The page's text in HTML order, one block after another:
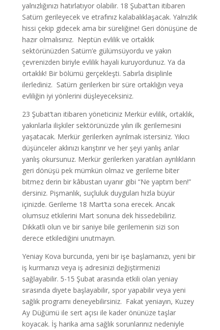
yalnızlığınızı hatırlatıyor olabilir. 18 Şubat’tan itibaren
Satürn gerileyecek ve etrafınız kalabalıklaşacak. Yalnızlık
hissi çekip gidecek ama bir süreliğine! Geri dönüşüne de
hazır olmalısınız. Neptün evlilik ve ortaklık
sektörünüzden Satürn’e gülümsüyordu ve yakın
çevrenizden biriyle evlilik hayali kuruyordunuz. Ya da
ortaklık! Bir bölümü gerçekleşti. Sabırla disiplinle
ilerlediniz. Satürn gerilerken bir süre ortaklığın veya
evliliğin iyi yönlerini düşleyeceksiniz.
23 Şubat’tan itibaren yöneticiniz Merkür evlilik, ortaklık,
yakınlarla ilişkiler sektörünüzde yılın ilk gerilemesini
yaşatacak. Merkür gerilerken ayrılmak istersiniz. Yıkıcı
düşünceler aklınızı karıştırır ve her şeyi yanlış anlar
yanlış okursunuz. Merkür gerilerken yaratılan ayrılıkların
geri dönüşü pek mümkün olmaz ve gerileme biter
bitmez derin bir kâbustan uyanır gibi “Ne yaptım ben!”
dersiniz. Pişmanlık, suçluluk duyguları hızla büyür
içinizde. Gerileme 18 Mart’ta sona erecek. Ancak
olumsuz etkilerini Mart sonuna dek hissedebiliriz.
Dikkatli olun ve bir saniye bile gerilemenin sizi son
derece etkilediğini unutmayın.
Yeniay Kova burcunda, yeni bir işe başlamanızı, yeni bir
iş kurmanızı veya iş adresinizi değiştirmenizi
sağlayabilir. 5-15 Şubat arasında etkili olan yeniay
sırasında diyete başlayabilir, spor yapabilir veya yeni
sağlık programı deneyebilirsiniz. Fakat yeniayın, Kuzey
Ay Düğümü ile sert açısı ile kader önünüze taşlar
koyacak. İş harika ama sağlık sorunlarınız nedeniyle